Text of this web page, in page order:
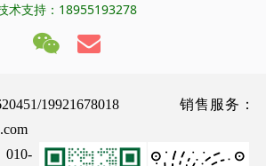
术支持：18955193278
19921678018 销售服务：